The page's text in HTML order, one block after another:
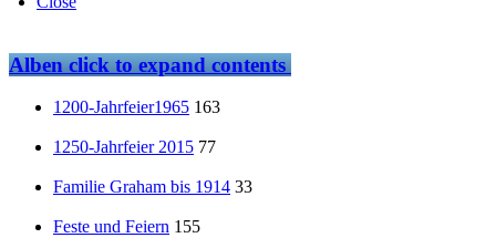
Albenclick to expand contents
1200-Jahrfeier1965 163
1250-Jahrfeier 2015 77
Familie Graham bis 1914 33
Feste und Feiern 155